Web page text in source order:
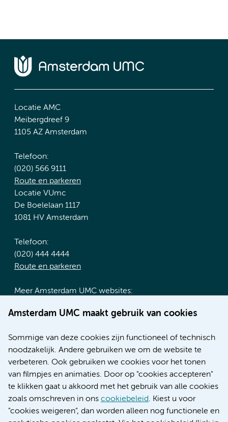
Amsterdam UMC maakt gebruik van cookies
Sommige van deze cookies zijn functioneel of technisch
noodzakelijk. Andere gebruiken we om de website te
verbeteren. Ook gebruiken we cookies voor het tonen
van filmpjes en animaties. Door op "cookies accepteren"
te klikken gaat u akkoord met het gebruik van alle cookies
zoals omschreven in ons cookiebeleid. Kiest u voor
"cookies weigeren", dan worden alleen nog functionele en
Locatie AMC
Meibergdreef 9
1105 AZ Amsterdam
Telefoon:
(020) 566 9111
Route en parkeren
Locatie VUmc
De Boelelaan 1117
1081 HV Amsterdam
Telefoon:
(020) 444 4444
Route en parkeren
Meer Amsterdam UMC websites:
Werken bij Amsterdam UMC
Nieuws
Research
Educatie locatie AMC
Educatie locatie VUmc